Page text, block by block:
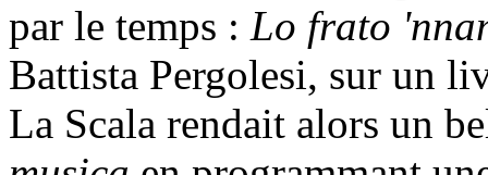
par le temps : Lo frato
Battista Pergolesi, sur un
La Scala rendait alors un